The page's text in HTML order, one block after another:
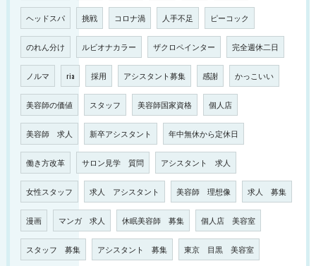
ヘッドスパ 挑戦 コロナ渦 人手不足 ピーコック
のれん分け ルビオナカラー ザクロペインター 完全週休二日
ノルマ ria 採用 アシスタント募集 感謝 かっこいい
美容師の価値 スタッフ 美容師国家資格 個人店
美容師 求人 新卒アシスタント 年中無休から定休日
働き方改革 サロン見学 質問 アシスタント 求人
女性スタッフ 求人 アシスタント 美容師 理想像 求人 募集
漫画 マンガ 求人 休眠美容師 募集 個人店 美容室
スタッフ 募集 アシスタント 募集 東京 目黒 美容室